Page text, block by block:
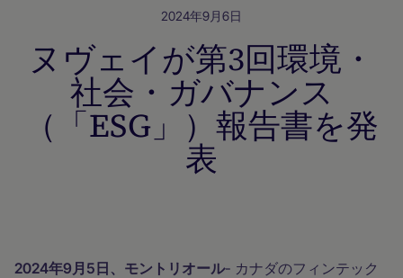
2024年9月6日
ヌヴェイが第3回環境・
社会・ガバナンス
（「ESG」）報告書を発
表
2024年9月5日、モントリオール- カナダのフィンテック